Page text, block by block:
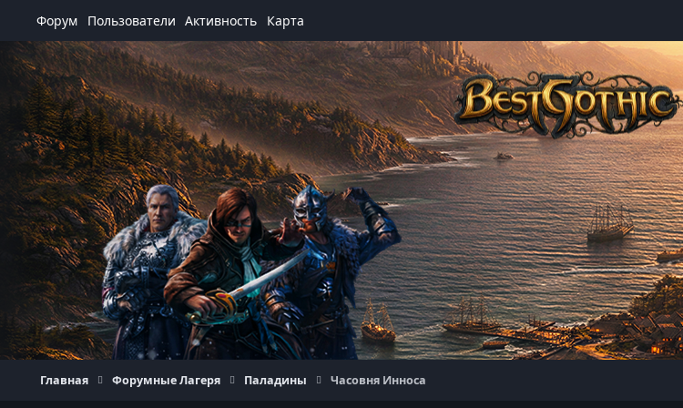
Форум Пользователи Активность Карта
Главная Форумные Лагеря Паладины Часовня Инноса